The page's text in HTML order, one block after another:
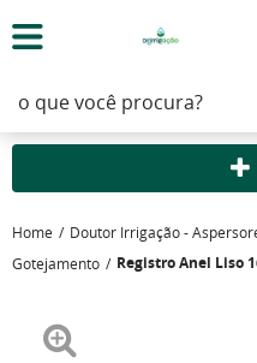
Home
Doutor Irrigação -
Gotejamento
Registro Anel Liso